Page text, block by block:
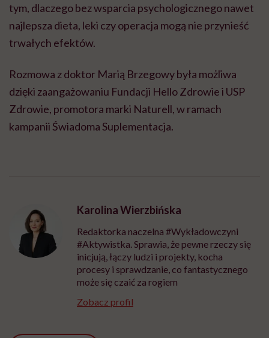
tym, dlaczego bez wsparcia psychologicznego nawet
najlepsza dieta, leki czy operacja mogą nie przynieść
trwałych efektów.
Rozmowa z doktor Marią Brzegowy była możliwa
dzięki zaangażowaniu Fundacji Hello Zdrowie i USP
Zdrowie, promotora marki Naturell, w ramach
kampanii Świadoma Suplementacja.
Karolina Wierzbińska
Redaktorka naczelna #Wykładowczyni
#Aktywistka. Sprawia, że pewne rzeczy się
inicjują, łączy ludzi i projekty, kocha
procesy i sprawdzanie, co fantastycznego
może się czaić za rogiem
Zobacz profil